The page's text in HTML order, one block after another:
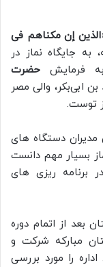
إن مکناهم فی
به جایگاه نماز در
فرمایش حضرت
ابی‌بکر، والی مصر
توست.
مدیران دستگاه های
بسیار مهم دانست
برنامه ریزی های
بعد از اتمام دوره
مبارکه شرکت و
را مورد بررسی